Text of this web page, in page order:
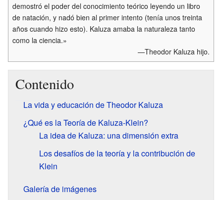
demostró el poder del conocimiento teórico leyendo un libro
de natación, y nadó bien al primer intento (tenía unos treinta
años cuando hizo esto). Kaluza amaba la naturaleza tanto
como la ciencia.»
—Theodor Kaluza hijo.
Contenido
La vida y educación de Theodor Kaluza
¿Qué es la Teoría de Kaluza-Klein?
La idea de Kaluza: una dimensión extra
Los desafíos de la teoría y la contribución de
Klein
Galería de imágenes